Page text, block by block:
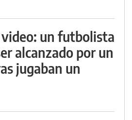
un futbolista
alcanzado por un
jugaban un